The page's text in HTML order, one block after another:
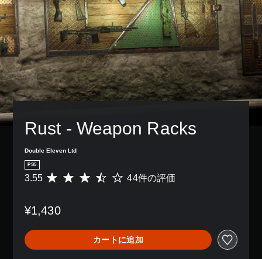
Rust - Weapon Racks
Double Eleven Ltd
PS5
評
は
4
、
平
3.55 44件の評価
¥1,430
カートに追加